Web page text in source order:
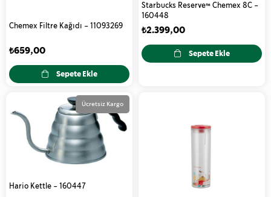
Chemex Filtre Kağıdı - 11093269
₺659,00
Sepete Ekle
Starbucks Reserve™ Chemex 8C -
160448
₺2.399,00
Sepete Ekle
Hario Kettle - 160447
Ücretsiz Kargo